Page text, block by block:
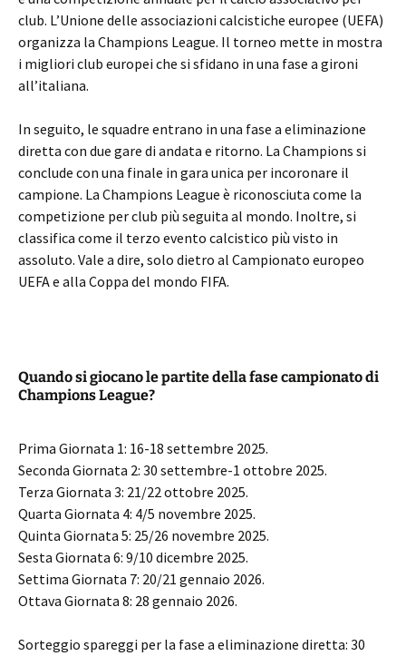
club. L’Unione delle associazioni calcistiche europee (UEFA)
organizza la Champions League. Il torneo mette in mostra
i migliori club europei che si sfidano in una fase a gironi
all’italiana.
In seguito, le squadre entrano in una fase a eliminazione
diretta con due gare di andata e ritorno. La Champions si
conclude con una finale in gara unica per incoronare il
campione. La Champions League è riconosciuta come la
competizione per club più seguita al mondo. Inoltre, si
classifica come il terzo evento calcistico più visto in
assoluto. Vale a dire, solo dietro al Campionato europeo
UEFA e alla Coppa del mondo FIFA.
Quando si giocano le partite della fase campionato di
Champions League?
Prima Giornata 1: 16-18 settembre 2025.
Seconda Giornata 2: 30 settembre-1 ottobre 2025.
Terza Giornata 3: 21/22 ottobre 2025.
Quarta Giornata 4: 4/5 novembre 2025.
Quinta Giornata 5: 25/26 novembre 2025.
Sesta Giornata 6: 9/10 dicembre 2025.
Settima Giornata 7: 20/21 gennaio 2026.
Ottava Giornata 8: 28 gennaio 2026.
Sorteggio spareggi per la fase a eliminazione diretta: 30